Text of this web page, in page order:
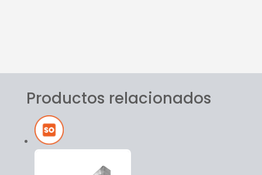
Productos relacionados